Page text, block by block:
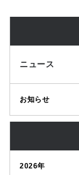
ニュース
お知らせ
2026年